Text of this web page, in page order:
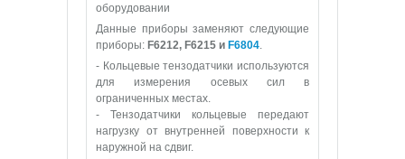
оборудовании
Данные приборы заменяют следующие
приборы: F6212, F6215 и F6804.
- Кольцевые тензодатчики используются
для измерения осевых сил в
ограниченных местах.
- Тензодатчики кольцевые передают
нагрузку от внутренней поверхности к
наружной на сдвиг.